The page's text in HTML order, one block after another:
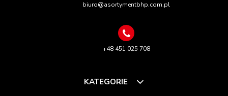
biuro@asortymentbhp.com.pl
+48 451 025 708
KATEGORIE